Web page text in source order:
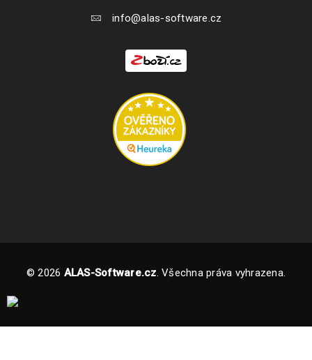
Instalace a aktivace Pinnacle Studio produktů
Zde si ukážeme, jak snadno a rychle nainstalovat a aktivovat
Pinnacle studio, pokud vlastníte licenční klíč.
info@alas-software.cz
© 2026 ALAS-Software.cz. Všechna práva vyhrazena.